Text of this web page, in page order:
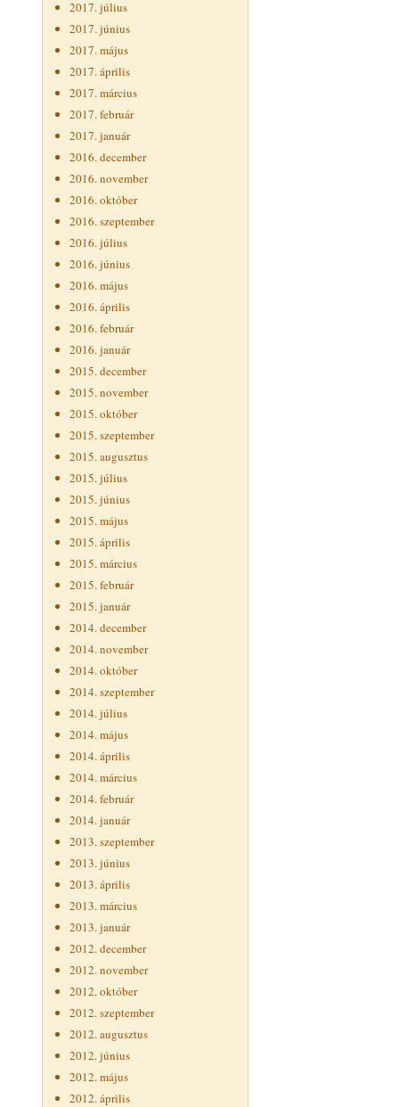
2017. július
2017. június
2017. május
2017. április
2017. március
2017. február
2017. január
2016. december
2016. november
2016. október
2016. szeptember
2016. július
2016. június
2016. május
2016. április
2016. február
2016. január
2015. december
2015. november
2015. október
2015. szeptember
2015. augusztus
2015. július
2015. június
2015. május
2015. április
2015. március
2015. február
2015. január
2014. december
2014. november
2014. október
2014. szeptember
2014. július
2014. május
2014. április
2014. március
2014. február
2014. január
2013. szeptember
2013. június
2013. április
2013. március
2013. január
2012. december
2012. november
2012. október
2012. szeptember
2012. augusztus
2012. június
2012. május
2012. április